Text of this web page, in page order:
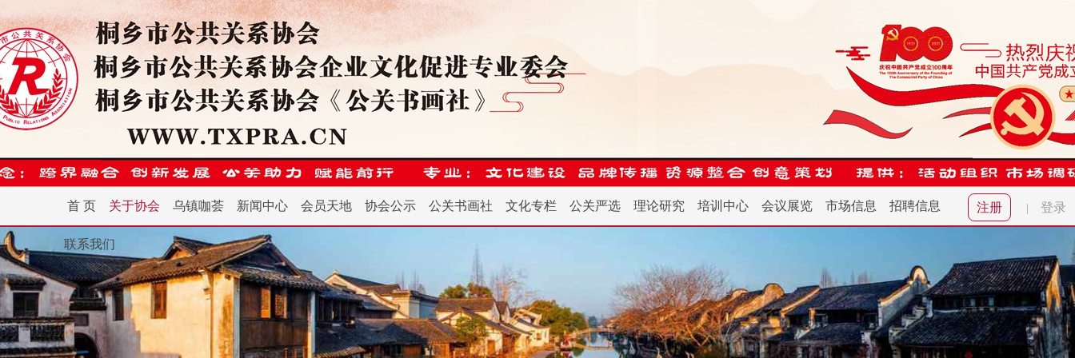
注册 登录
首 页 关于协会 乌镇咖荟 新闻中心 会员天地 协会公示 公关书画社 文化专栏 公关严选 理论研究 培训中心 会议展览 市场信息 招聘信息
联系我们